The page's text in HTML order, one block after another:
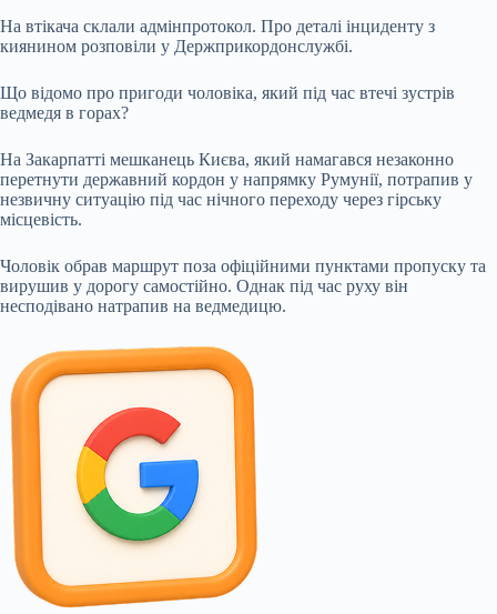
На втікача склали адмінпротокол. Про деталі інциденту з
киянином розповіли у Держприкордонслужбі.
Що відомо про пригоди чоловіка, який під час втечі зустрів
ведмедя в горах?
На Закарпатті мешканець Києва, який намагався незаконно
перетнути державний кордон у напрямку Румунії, потрапив у
незвичну ситуацію під час нічного переходу через гірську
місцевість.
Чоловік обрав маршрут поза офіційними пунктами пропуску та
вирушив у дорогу самостійно. Однак під час руху він
несподівано натрапив на ведмедицю.